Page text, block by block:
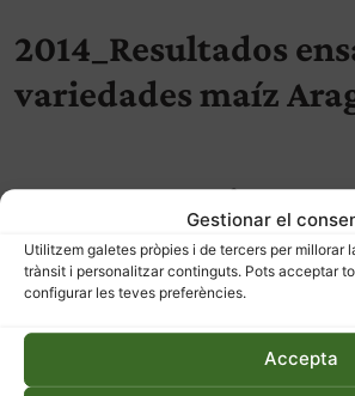
Gestionar el
Utilitzem galetes pròpies i de tercers per millorar
trànsit i personalitzar continguts. Pots acceptar
configurar les teves preferències.
Accepta
2014_Resultados
variedades maíz
2014_Memoria
2014_Resultados